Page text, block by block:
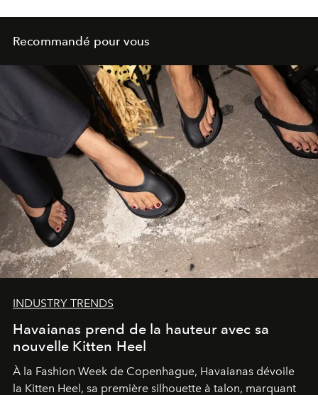
Recommandé pour vous
INDUSTRY TRENDS
Havaianas prend de la hauteur avec sa
nouvelle Kitten Heel
À la Fashion Week de Copenhague, Havaianas dévoile
la Kitten Heel, sa première silhouette à talon, marquant